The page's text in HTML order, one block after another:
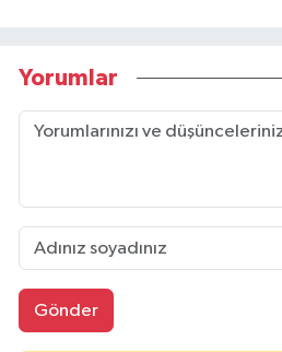
Yorumlar
Gönder